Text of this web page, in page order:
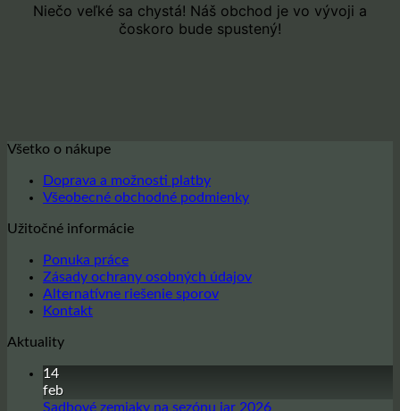
Niečo veľké sa chystá! Náš obchod je vo vývoji a
čoskoro bude spustený!
Všetko o nákupe
Doprava a možnosti platby
Všeobecné obchodné podmienky
Užitočné informácie
Ponuka práce
Zásady ochrany osobných údajov
Alternatívne riešenie sporov
Kontakt
Aktuality
14
feb
Sadbové zemiaky na sezónu jar 2026Žiadne